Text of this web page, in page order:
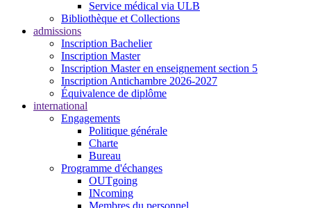
Service médical via ULB
Bibliothèque et Collections
admissions
Inscription Bachelier
Inscription Master
Inscription Master en enseignement section 5
Inscription Antichambre 2026-2027
Équivalence de diplôme
international
Engagements
Politique générale
Charte
Bureau
Programme d'échanges
OUTgoing
INcoming
Membres du personnel